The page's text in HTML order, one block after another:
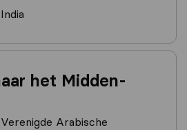
het Midden-
Arabische